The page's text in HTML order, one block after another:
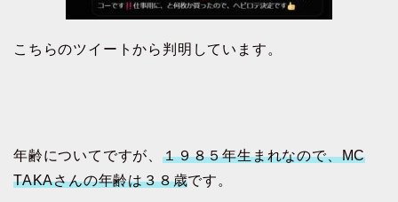
こちらのツイートから判明しています。
年齢についてですが、 １９８５年生まれなので、MC
TAKAさんの年齢は３８歳です。